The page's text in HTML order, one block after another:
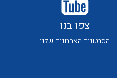
צפו בנו
הסרטונים האחרונים שלנו